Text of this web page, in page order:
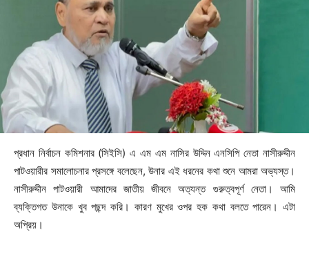
প্রধান নির্বাচন কমিশনার (সিইসি) এ এম এম নাসির উদ্দিন এনসিপি নেতা নাসীরুদ্দীন
পাটওয়ারীর সমালোচনার প্রসঙ্গে বলেছেন, উনার এই ধরনের কথা শুনে আমরা অভ্যস্ত।
নাসীরুদ্দীন পাটওয়ারী আমাদের জাতীয় জীবনে অত্যন্ত গুরুত্বপূর্ণ নেতা। আমি
ব্যক্তিগত উনাকে খুব পছন্দ করি। কারণ মুখের ওপর হক কথা বলতে পারেন। এটা
অপ্রিয়।